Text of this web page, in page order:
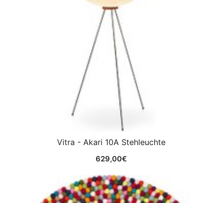
Vitra - Akari 10A Stehleuchte
629,00€